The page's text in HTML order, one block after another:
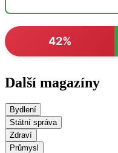
42%
Další magazíny
Bydlení
Státní správa
Zdraví
Průmysl